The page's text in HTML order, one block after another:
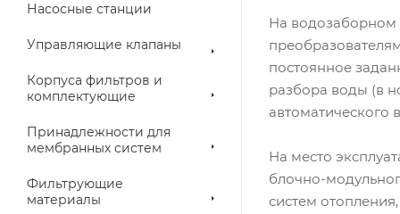
Насосные станции
Управляющие клапаны
Корпуса фильтров и
комплектующие
Принадлежности для
мембранных систем
Фильтрующие
материалы
На водозаборном
постоянное
разбора воды (в
автоматического
На место
блочно-
систем